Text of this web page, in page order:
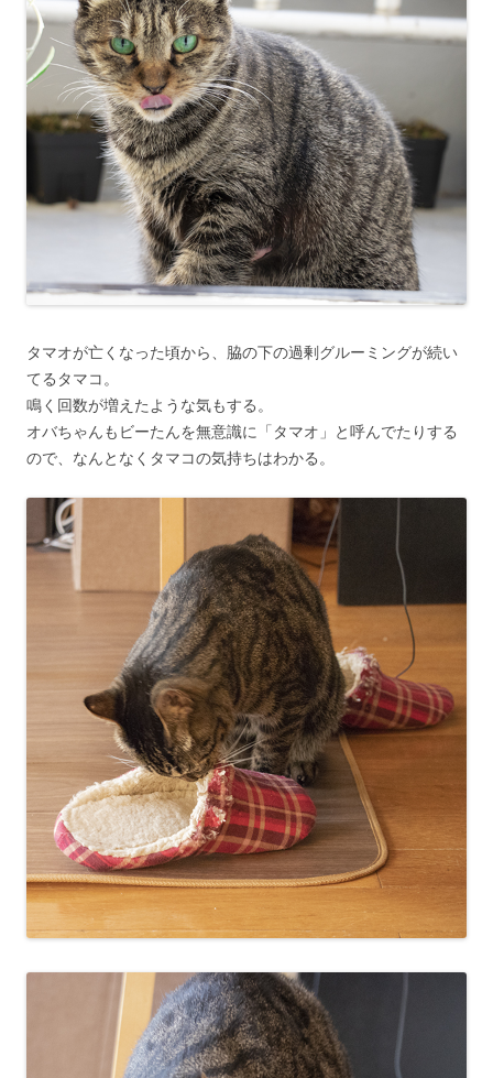
タマオが亡くなった頃から、脇の下の過剰グルーミングが続い
てるタマコ。
鳴く回数が増えたような気もする。
オバちゃんもビーたんを無意識に「タマオ」と呼んでたりする
ので、なんとなくタマコの気持ちはわかる。